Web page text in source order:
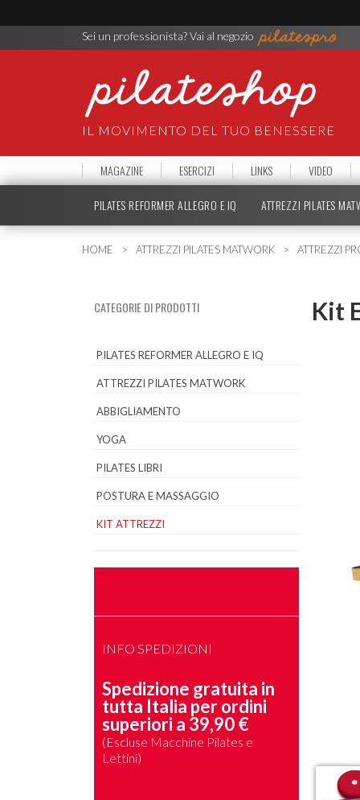
Sei un professionista? Vai al negozio
IL MOVIMENTO DEL TUO BENESSERE
MAGAZINE ESERCIZI LINKS VIDEO
PILATES REFORMER ALLEGRO E IQ ATTREZZI PILATES
HOME ATTREZZI PILATES MATWORK ATTREZZI
CATEGORIE DI PRODOTTI
PILATES REFORMER ALLEGRO E IQ
ATTREZZI PILATES MATWORK
ABBIGLIAMENTO
YOGA
PILATES LIBRI
POSTURA E MASSAGGIO
KIT ATTREZZI
INFO SPEDIZIONI
Spedizione gratuita in
tutta Italia per ordini
superiori a 39,90 €
(Escluse Macchine Pilates e
Lettini)
Kit